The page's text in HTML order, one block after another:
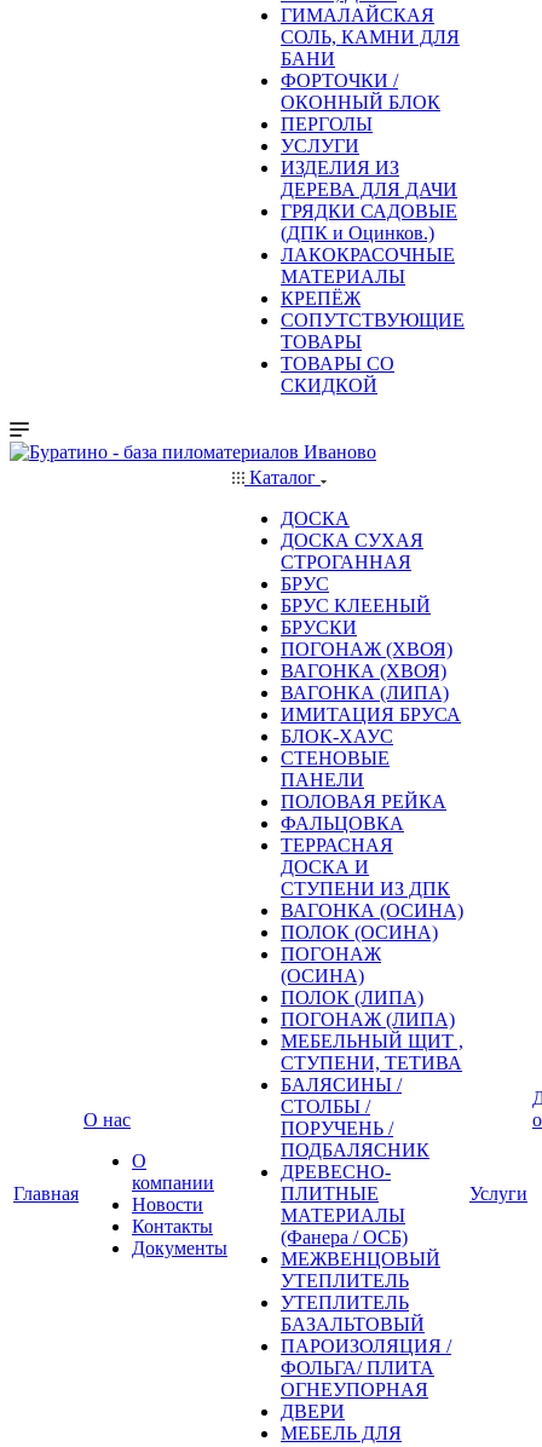
ГИМАЛАЙСКАЯ
СОЛЬ, КАМНИ ДЛЯ
БАНИ
ФОРТОЧКИ /
ОКОННЫЙ БЛОК
ПЕРГОЛЫ
УСЛУГИ
ИЗДЕЛИЯ ИЗ
ДЕРЕВА ДЛЯ ДАЧИ
ГРЯДКИ САДОВЫЕ
(ДПК и Оцинков.)
ЛАКОКРАСОЧНЫЕ
МАТЕРИАЛЫ
КРЕПЁЖ
СОПУТСТВУЮЩИЕ
ТОВАРЫ
ТОВАРЫ СО
СКИДКОЙ
Главная
О нас
О
компании
Новости
Контакты
Документы
Каталог
ДОСКА
ДОСКА СУХАЯ
СТРОГАННАЯ
БРУС
БРУС КЛЕЕНЫЙ
БРУСКИ
ПОГОНАЖ (ХВОЯ)
ВАГОНКА (ХВОЯ)
ВАГОНКА (ЛИПА)
ИМИТАЦИЯ БРУСА
БЛОК-ХАУС
СТЕНОВЫЕ
ПАНЕЛИ
ПОЛОВАЯ РЕЙКА
ФАЛЬЦОВКА
ТЕРРАСНАЯ
ДОСКА И
СТУПЕНИ ИЗ ДПК
ВАГОНКА (ОСИНА)
ПОЛОК (ОСИНА)
ПОГОНАЖ
(ОСИНА)
ПОЛОК (ЛИПА)
ПОГОНАЖ (ЛИПА)
МЕБЕЛЬНЫЙ ЩИТ ,
СТУПЕНИ, ТЕТИВА
БАЛЯСИНЫ /
СТОЛБЫ /
ПОРУЧЕНЬ /
ПОДБАЛЯСНИК
ДРЕВЕСНО-
ПЛИТНЫЕ
МАТЕРИАЛЫ
(Фанера / ОСБ)
МЕЖВЕНЦОВЫЙ
УТЕПЛИТЕЛЬ
УТЕПЛИТЕЛЬ
БАЗАЛЬТОВЫЙ
ПАРОИЗОЛЯЦИЯ /
ФОЛЬГА/ ПЛИТА
ОГНЕУПОРНАЯ
ДВЕРИ
МЕБЕЛЬ ДЛЯ
Услуги